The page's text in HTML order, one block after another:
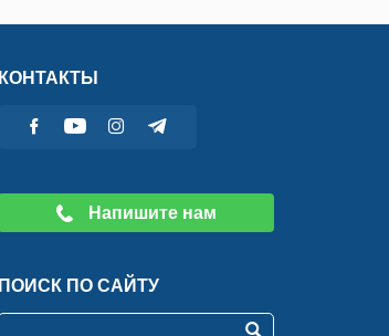
КОНТАКТЫ
Напишите нам
ПОИСК ПО САЙТУ